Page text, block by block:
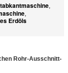
,
,
Erdöls
Rohr-Ausschnitt-